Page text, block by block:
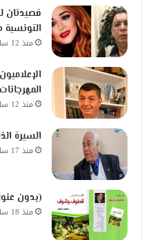
قصيدتان
منذ 12 ساعة
منذ 12 ساعة
السيرة
منذ 17 ساعة
(بدون
منذ 18 ساعة